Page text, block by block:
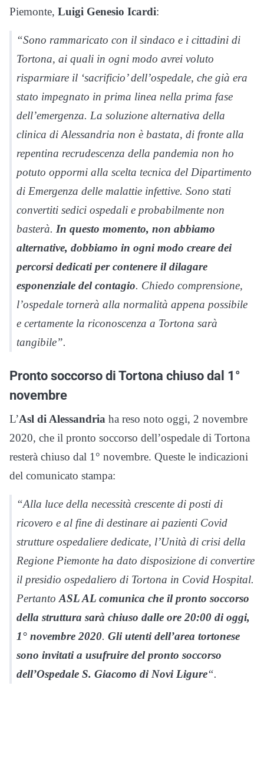
Piemonte, Luigi Genesio Icardi:
“Sono rammaricato con il sindaco e i cittadini di
Tortona, ai quali in ogni modo avrei voluto
risparmiare il ‘sacrificio’ dell’ospedale, che già era
stato impegnato in prima linea nella prima fase
dell’emergenza. La soluzione alternativa della
clinica di Alessandria non è bastata, di fronte alla
repentina recrudescenza della pandemia non ho
potuto oppormi alla scelta tecnica del Dipartimento
di Emergenza delle malattie infettive. Sono stati
convertiti sedici ospedali e probabilmente non
basterà. In questo momento, non abbiamo
alternative, dobbiamo in ogni modo creare dei
percorsi dedicati per contenere il dilagare
esponenziale del contagio. Chiedo comprensione,
l’ospedale tornerà alla normalità appena possibile
e certamente la riconoscenza a Tortona sarà
tangibile”.
Pronto soccorso di Tortona chiuso dal 1°
novembre
L’Asl di Alessandria ha reso noto oggi, 2 novembre
2020, che il pronto soccorso dell’ospedale di Tortona
resterà chiuso dal 1° novembre. Queste le indicazioni
del comunicato stampa:
“Alla luce della necessità crescente di posti di
ricovero e al fine di destinare ai pazienti Covid
strutture ospedaliere dedicate, l’Unità di crisi della
Regione Piemonte ha dato disposizione di convertire
il presidio ospedaliero di Tortona in Covid Hospital.
PertantoASL AL comunica che il pronto soccorso
della struttura sarà chiuso dalle ore 20:00 di oggi,
1° novembre 2020. Gli utenti dell’area tortonese
sono invitati a usufruire del pronto soccorso
dell’Ospedale S. Giacomo di Novi Ligure“.